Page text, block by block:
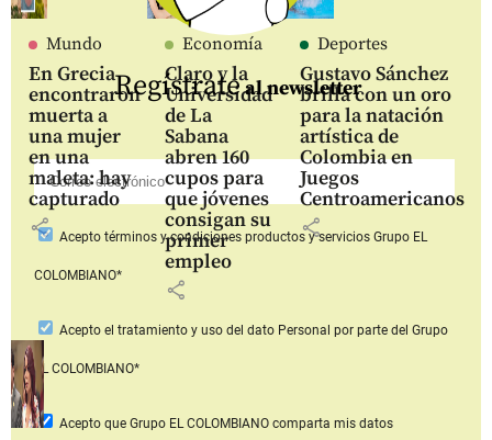
Mundo
En Grecia
encontraron
muerta a
una mujer
en una
maleta: hay
capturado
share
Economía
Claro y la
Universidad
de La
Sabana
abren 160
cupos para
que jóvenes
consigan su
primer
empleo
share
Deportes
Gustavo Sánchez
brilla con un oro
para la natación
artística de
Colombia en
Juegos
Centroamericanos
share
Regístrateal newsletter
Aceptotérminos y condiciones productos y serviciosGrupo EL
COLOMBIANO*
Acepto el tratamiento y uso del dato Personal por parte del Grupo
EL COLOMBIANO*
Acepto que Grupo EL COLOMBIANOcomparta mis datos